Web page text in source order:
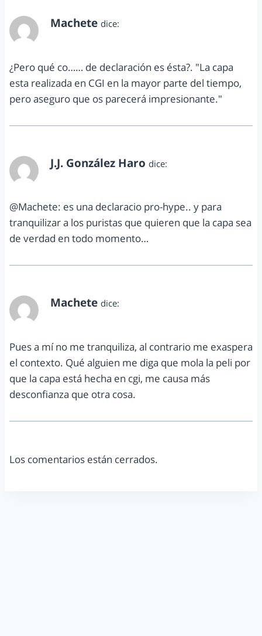
Machete dice:
¿Pero qué co…… de declaración es ésta?. "La capa
esta realizada en CGI en la mayor parte del tiempo,
pero aseguro que os parecerá impresionante."
J.J. González Haro dice:
@Machete: es una declaracio pro-hype.. y para
tranquilizar a los puristas que quieren que la capa sea
de verdad en todo momento…
Machete dice:
Pues a mí no me tranquiliza, al contrario me exaspera
el contexto. Qué alguien me diga que mola la peli por
que la capa está hecha en cgi, me causa más
desconfianza que otra cosa.
Los comentarios están cerrados.